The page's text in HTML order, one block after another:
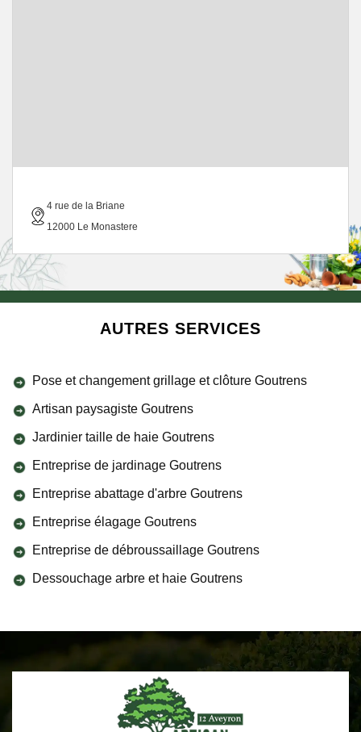
4 rue de la Briane
12000 Le Monastere
AUTRES SERVICES
Pose et changement grillage et clôture Goutrens
Artisan paysagiste Goutrens
Jardinier taille de haie Goutrens
Entreprise de jardinage Goutrens
Entreprise abattage d'arbre Goutrens
Entreprise élagage Goutrens
Entreprise de débroussaillage Goutrens
Dessouchage arbre et haie Goutrens